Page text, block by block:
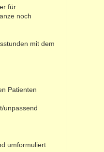
für
noch
mit dem
Patienten
unpassend
umformuliert